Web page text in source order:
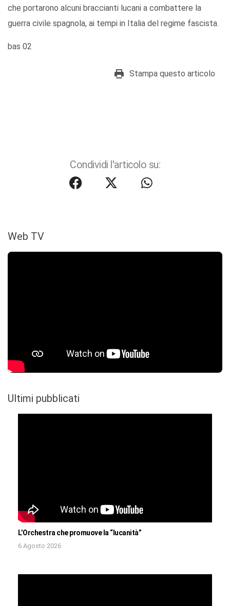
che portarono alcuni braccianti lucani a combattere la
guerra civile spagnola, ai tempi in Italia del regime fascista.
bas 02
Stampa questo articolo
Condividi l'articolo su:
Web TV
Ultimi pubblicati
L’Orchestra che promuove la “lucanità”
6 Agosto 2026